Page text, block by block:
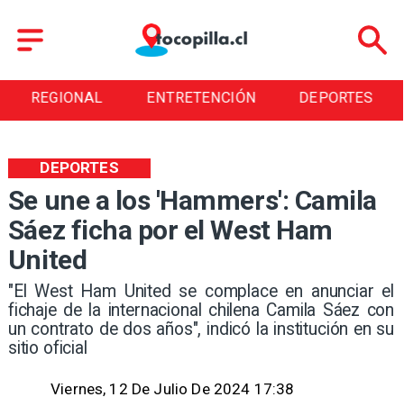
REGIONAL ENTRETENCIÓN DEPORTES
Se une a los 'Hammers': Camila
Sáez ficha por el West Ham
United
​"El West Ham United se complace en anunciar el
fichaje de la internacional chilena Camila Sáez con
un contrato de dos años", indicó la institución en su
sitio oficial
DEPORTES
Viernes, 12 De Julio De 2024 17:38